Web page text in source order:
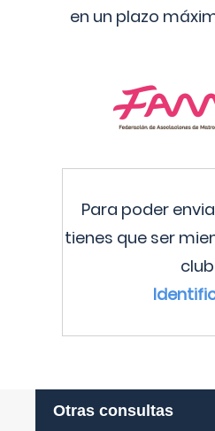
en un plazo
Para poder
tienes que ser
Otras consultas